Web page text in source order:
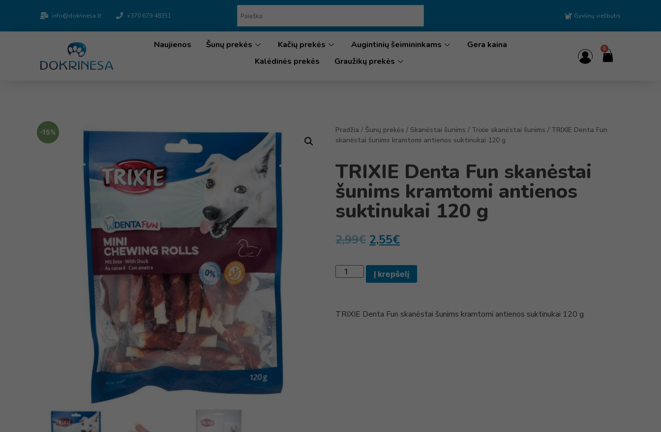
info@dokrinesa.lt +370 679 48351 Gyvūnų viešbutis
Naujienos Šunų prekės Kačių prekės Augintinių šeimininkams
Gera kaina
Kalėdinės prekės
Graužikų prekės
0
-15% Pradžia / Šunų prekės / Skanėstai šunims / Trixie skanėstai šunims / TRIXIE Denta Fun
skanėstai šunims kramtomi antienos suktinukai 120 g
TRIXIE Denta Fun skanėstai
šunims kramtomi antienos
suktinukai 120 g
2,99€ 2,55€
Į krepšelį
TRIXIE Denta Fun skanėstai šunims kramtomi antienos suktinukai 120 g